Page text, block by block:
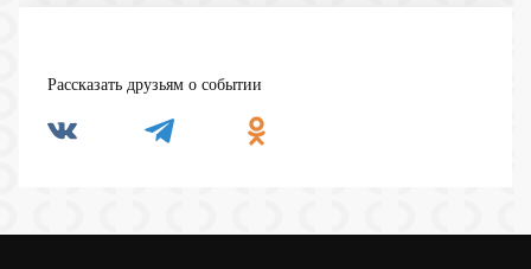
Рассказать друзьям о событии